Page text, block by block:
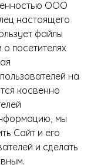
ООО
настоящего
файлы
посетителях
на
косвенно
мы
Сайт и его
и сделать